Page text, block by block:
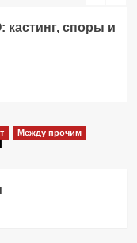
кастинг, споры и
Между прочим